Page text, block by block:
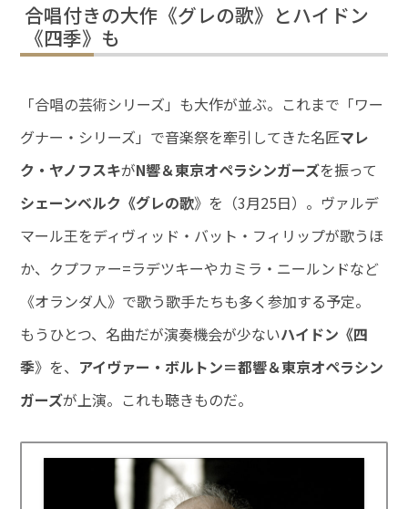
合唱付きの大作《グレの歌》とハイドン
《四季》も
「合唱の芸術シリーズ」も大作が並ぶ。これまで「ワー
グナー・シリーズ」で音楽祭を牽引してきた名匠マレ
ク・ヤノフスキがN響＆東京オペラシンガーズを振って
シェーンベルク《グレの歌》を（3月25日）。ヴァルデ
マール王をディヴィッド・バット・フィリップが歌うほ
か、クプファー=ラデツキーやカミラ・ニールンドなど
《オランダ人》で歌う歌手たちも多く参加する予定。
もうひとつ、名曲だが演奏機会が少ないハイドン《四
季》を、 アイヴァー・ボルトン＝都響＆東京オペラシン
ガーズが上演。これも聴きものだ。